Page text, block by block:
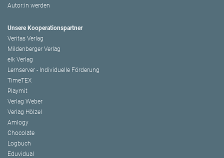
Autor:in werden
Unsere Kooperationspartner
Veritas Verlag
Mildenberger Verlag
elk Verlag
Lernserver - Individuelle Förderung
TimeTEX
Playmit
Verlag Weber
Verlag Hölzel
Amlogy
Chocolate
Logbuch
Eduvidual